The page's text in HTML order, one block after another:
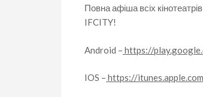
Повна афіша всіх
IFCITY!
Android – https://
IOS – https://